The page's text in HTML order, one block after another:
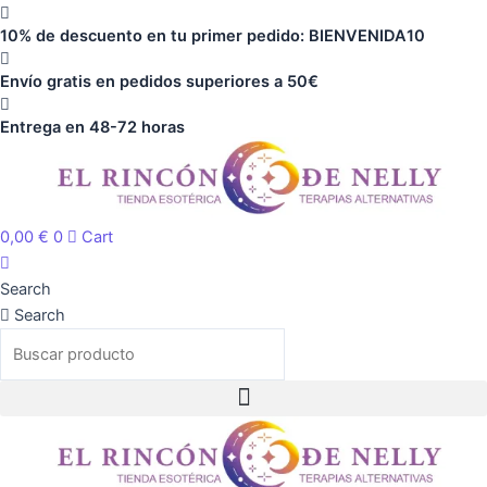
Ir
al
contenido
10% de descuento en tu primer pedido: BIENVENIDA10
Envío gratis en pedidos superiores a 50€
Entrega en 48-72 horas
0,00 € 0 Cart
Search
Search
cantidad